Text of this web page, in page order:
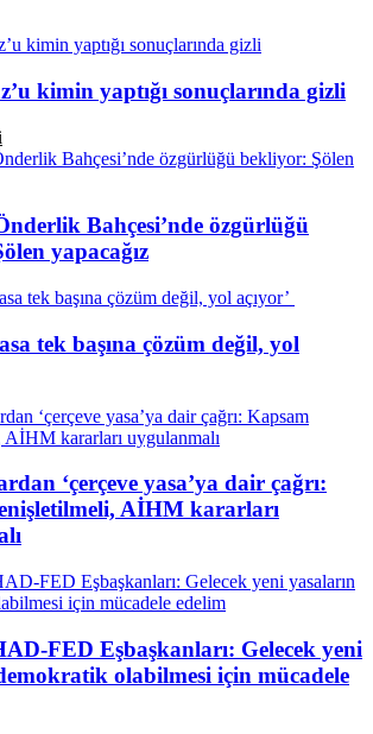
kimin yaptığı sonuçlarında gizli
Bahçesi’nde özgürlüğü
yapacağız
tek başına çözüm değil, yol
‘çerçeve yasa’ya dair çağrı:
AİHM kararları
FED Eşbaşkanları: Gelecek yeni
olabilmesi için mücadele